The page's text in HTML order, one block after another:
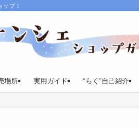
プ！
場所 実用ガイド “らく”自己紹介